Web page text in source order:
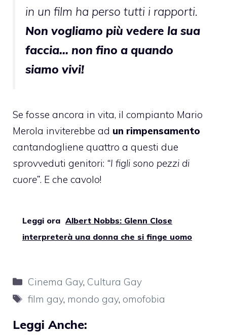
in un film ha perso tutti i rapporti.
Non vogliamo più vedere la sua
faccia… non fino a quando
siamo vivi!
Se fosse ancora in vita, il compianto Mario
Merola inviterebbe ad un rimpensamento
cantandogliene quattro a questi due
sprovveduti genitori: “I figli sono pezzi di
cuore”. E che cavolo!
Leggi ora Albert Nobbs: Glenn Close
interpreterà una donna che si finge uomo
Categorie
Cinema Gay, Cultura Gay
Tag
film gay, mondo gay, omofobia
Leggi Anche: